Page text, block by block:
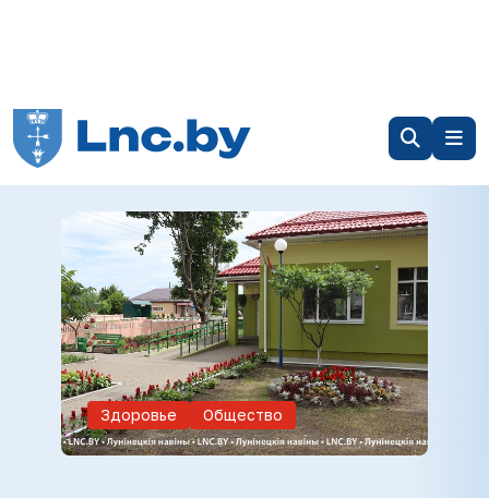
Здоровье Общество